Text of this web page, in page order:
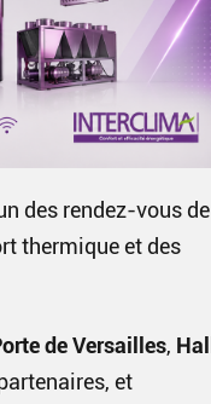
des rendez-vous de
thermique et des
de Versailles, Hall
et